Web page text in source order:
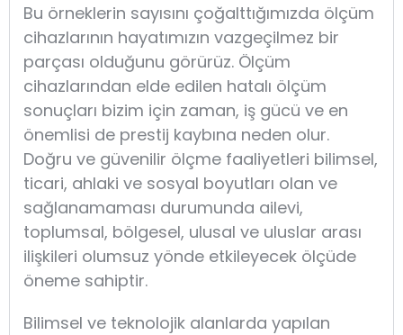
Bu örneklerin sayısını çoğalttığımızda ölçüm
cihazlarının hayatımızın vazgeçilmez bir
parçası olduğunu görürüz. Ölçüm
cihazlarından elde edilen hatalı ölçüm
sonuçları bizim için zaman, iş gücü ve en
önemlisi de prestij kaybına neden olur.
Doğru ve güvenilir ölçme faaliyetleri bilimsel,
ticari, ahlaki ve sosyal boyutları olan ve
sağlanamaması durumunda ailevi,
toplumsal, bölgesel, ulusal ve uluslar arası
ilişkileri olumsuz yönde etkileyecek ölçüde
öneme sahiptir.
Bilimsel ve teknolojik alanlarda yapılan